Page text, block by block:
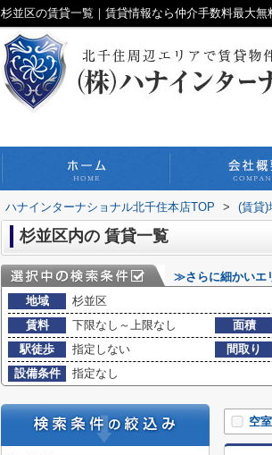
杉並区の賃貸一覧｜賃貸情報なら仲介手数料最大
ハナインターナショナル北千住本店TOP > (賃貸)
杉並区内の 賃貸一覧
≫さらに細かいエ
地域
杉並区
賃料
下限なし～上限なし 面積
駅徒歩
指定しない 間取り
設備条件
指定なし
空